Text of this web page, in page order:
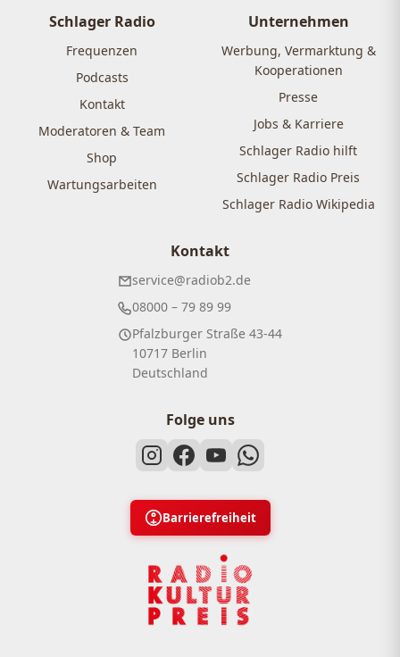
Schlager Radio
Frequenzen
Podcasts
Kontakt
Moderatoren & Team
Shop
Wartungsarbeiten
Unternehmen
Werbung, Vermarktung &
Kooperationen
Presse
Jobs & Karriere
Schlager Radio hilft
Schlager Radio Preis
Schlager Radio Wikipedia
Kontakt
service@radiob2.de
08000 – 79 89 99
Pfalzburger Straße 43-44
10717 Berlin
Deutschland
Folge uns
Barrierefreiheit